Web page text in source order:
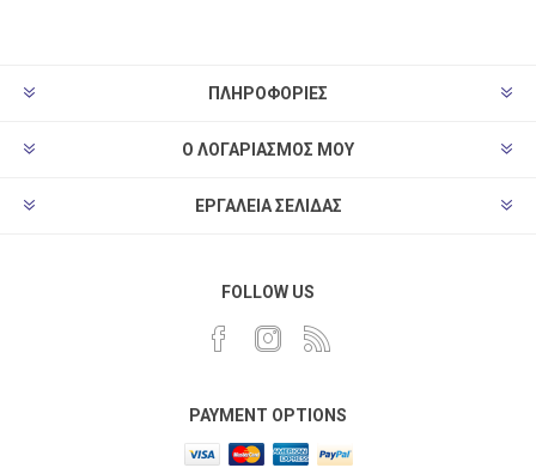
ΠΛΗΡΟΦΟΡΊΕΣ
Ο ΛΟΓΑΡΙΑΣΜΌΣ ΜΟΥ
ΕΡΓΑΛΕΊΑ ΣΕΛΊΔΑΣ
FOLLOW US
PAYMENT OPTIONS